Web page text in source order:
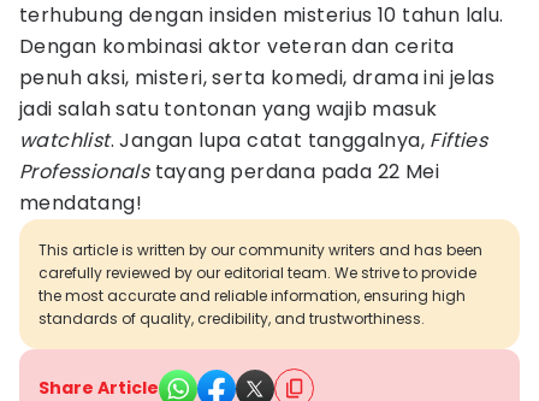
terhubung dengan insiden misterius 10 tahun lalu.
Dengan kombinasi aktor veteran dan cerita
penuh aksi, misteri, serta komedi, drama ini jelas
jadi salah satu tontonan yang wajib masuk
watchlist. Jangan lupa catat tanggalnya, Fifties
Professionals tayang perdana pada 22 Mei
mendatang!
This article is written by our community writers and has been
carefully reviewed by our editorial team. We strive to provide
the most accurate and reliable information, ensuring high
standards of quality, credibility, and trustworthiness.
Share Article